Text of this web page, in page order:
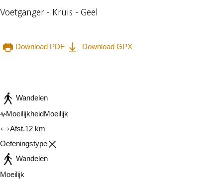
Voetganger - Kruis - Geel
Download PDF
Download GPX
Wandelen
MoeilijkheidMoeilijk
Afst.12 km
Oefeningstype
Wandelen
Moeilijk